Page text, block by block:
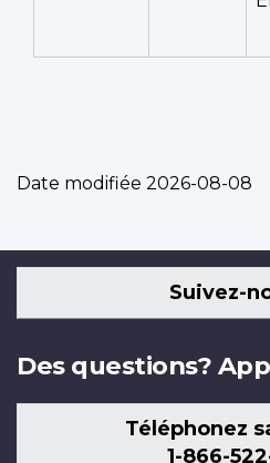
Date modifiée 2026-08-08
Suivez-
Des questions?
Téléphonez
1-866-